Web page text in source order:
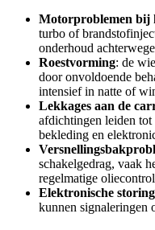
Motorproblemen bij
turbo of
onderhoud
Roestvorming: de
door onvoldoende
intensief in natte of
Lekkages aan de
afdichtingen leiden
bekleding en
schakelgedrag, vaak
regelmatige
Elektronische
kunnen signaleringen